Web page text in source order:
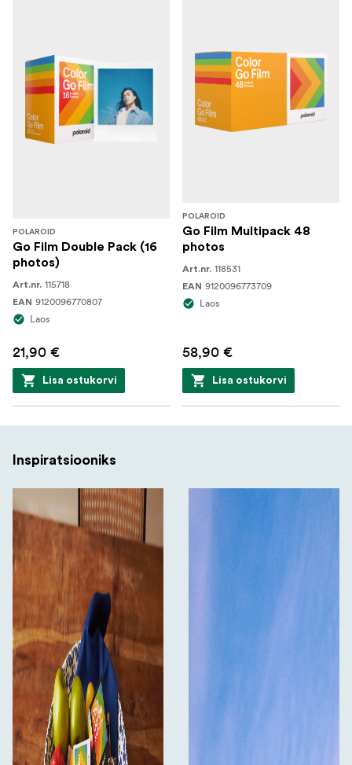
POLAROID
Go Film Double Pack (16
photos)
Art.nr. 115718
EAN 9120096770807
Laos
21,90 €
Lisa ostukorvi
POLAROID
Go Film Multipack 48
photos
Art.nr. 118531
EAN 9120096773709
Laos
58,90 €
Lisa ostukorvi
Inspiratsiooniks